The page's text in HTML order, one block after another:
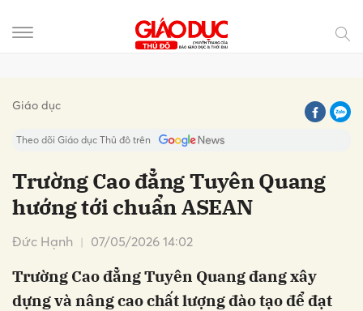
Giáo dục
Theo dõi Giáo dục Thủ đô trên
Trường Cao đẳng Tuyên Quang
hướng tới chuẩn ASEAN
Đức Hạnh 07/05/2026 14:02
Trường Cao đẳng Tuyên Quang đang xây
dựng và nâng cao chất lượng đào tạo để đạt
Hủy Gửi